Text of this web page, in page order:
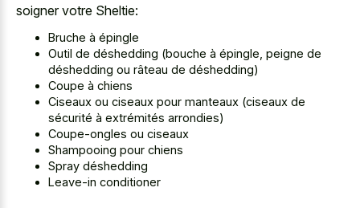
soigner votre Sheltie:
Bruche à épingle
Outil de déshedding (bouche à épingle, peigne de
déshedding ou râteau de déshedding)
Coupe à chiens
Ciseaux ou ciseaux pour manteaux (ciseaux de
sécurité à extrémités arrondies)
Coupe-ongles ou ciseaux
Shampooing pour chiens
Spray déshedding
Leave-in conditioner